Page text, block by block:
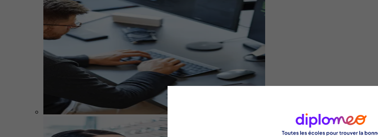
Développeur web